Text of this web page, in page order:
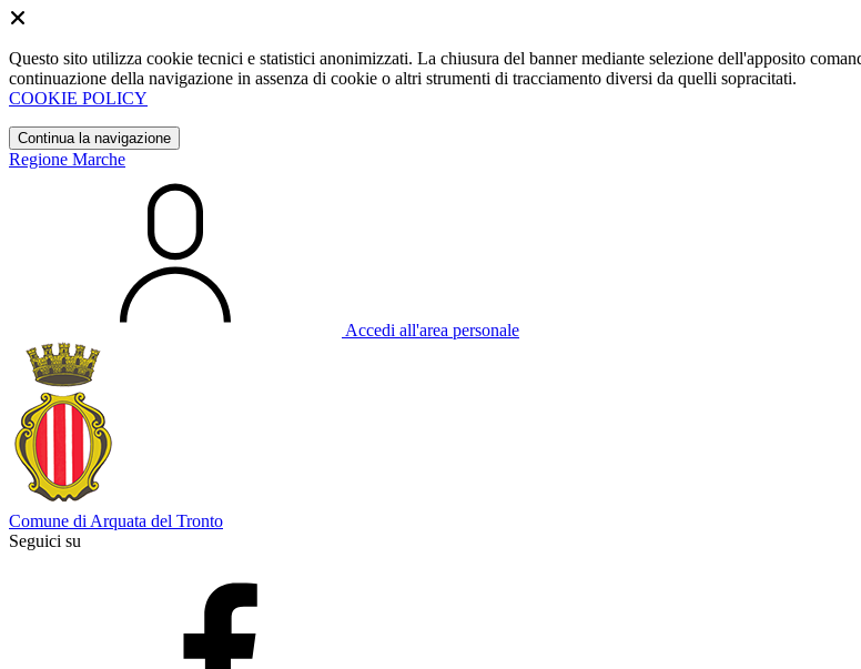
Questo sito utilizza cookie tecnici e statistici anonimizzati. La chiusura del banner mediante selezione dell'apposito
continuazione della navigazione in assenza di cookie o altri strumenti di tracciamento diversi da quelli sopracitati.
COOKIE POLICY
Continua la navigazione
Regione Marche
Accedi all'area personale
Comune di Arquata del Tronto
Seguici su